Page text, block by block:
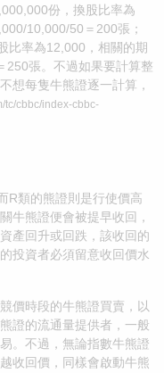
份，換股比率為
10,000/50＝200張；
比率為12,000，相關的期
張。不過如果要計算整
想每隻牛熊證逐一計算，
tc/cbbc/index-cbbc-
R類的熊證則是行使價高
牛熊證便會被提早收回，
產回升或回跌，該收回的
投資者必須留意收回價水
價時段的牛熊證買賣，以
證的流通量提供者，一般
。不過，無論指數牛熊證
收回價，同樣會啟動牛熊